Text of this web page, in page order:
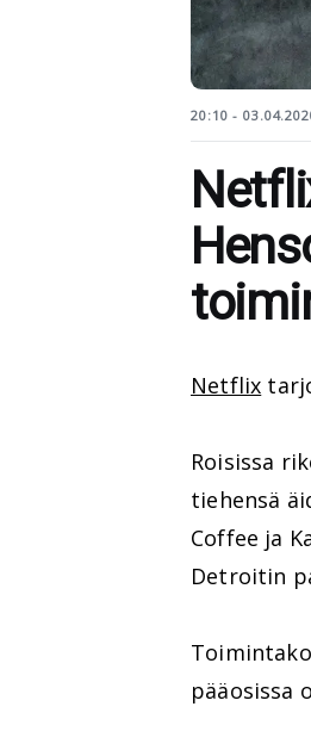
20:10 -
Netflix
Roisissa
tiehensä
Coffee ja
Detroitin
pääosissa